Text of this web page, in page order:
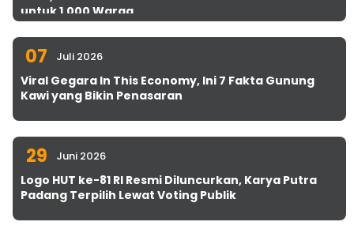
untuk 1.000 Warga
07 Juli 2026
Viral Gegara In This Economy, Ini 7 Fakta Gunung
Kawi yang Bikin Penasaran
29 Juni 2026
Logo HUT ke-81 RI Resmi Diluncurkan, Karya Putra
Padang Terpilih Lewat Voting Publik